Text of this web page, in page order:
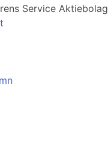
Service Aktiebolag